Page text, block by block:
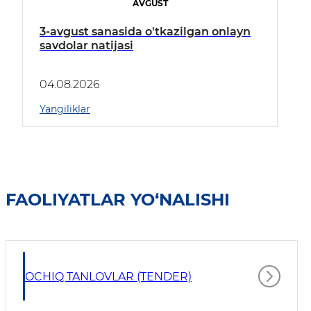
AVGUST
3-avgust sanasida o'tkazilgan onlayn
savdolar natijasi
04.08.2026
Yangiliklar
FAOLIYATLAR YO‘NALISHI
OCHIQ TANLOVLAR (TENDER)